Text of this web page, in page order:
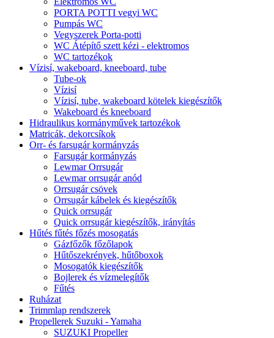
PORTA POTTI vegyi WC
Pumpás WC
Vegyszerek Porta-potti
WC Átépítő szett kézi - elektromos
WC tartozékok
Vízisí, wakeboard, kneeboard, tube
Tube-ok
Vízisí
Vízisí, tube, wakeboard kötelek kiegészítők
Wakeboard és kneeboard
Hidraulikus kormányművek tartozékok
Matricák, dekorcsíkok
Orr- és farsugár kormányzás
Farsugár kormányzás
Lewmar Orrsugár
Lewmar orrsugár anód
Orrsugár csövek
Orrsugár kábelek és kiegészítők
Quick orrsugár
Quick orrsugár kiegészítők, irányítás
Hűtés fűtés főzés mosogatás
Gázfőzők főzőlapok
Hűtőszekrények, hűtőboxok
Mosogatók kiegészítők
Bojlerek és vízmelegítők
Fűtés
Ruházat
Trimmlap rendszerek
Propellerek Suzuki - Yamaha
SUZUKI Propeller